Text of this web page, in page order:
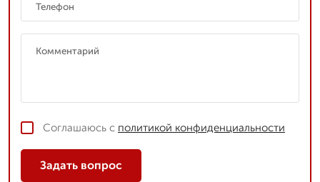
Соглашаюсь с политикой конфиденциальности
Задать вопрос